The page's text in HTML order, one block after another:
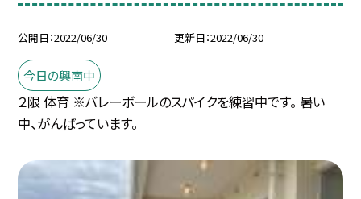
公開日 2022/06/30 更新日 2022/06/30
今日の興南中
２限 体育 ※バレーボールのスパイクを練習中です。 暑い
中、がんばっています。